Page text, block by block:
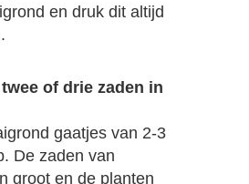
en druk dit altijd
of drie zaden in
gaatjes van 2-3
De zaden van
groot en de planten